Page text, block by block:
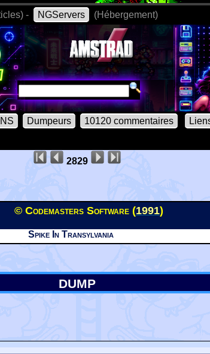
- NGServers (Hébergement)
Dumpeurs 10120 commentaires
2829
© Codemasters Software (1991)
Spike In Transylvania
DUMP